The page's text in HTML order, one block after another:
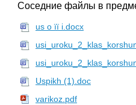
Соседние файлы в
us о її і.docx
Uspikh (1).doc
varikoz.pdf